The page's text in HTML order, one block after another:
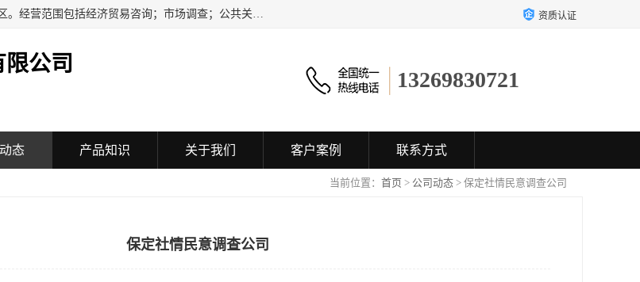
民安汇智（北京）信息咨询有限公司成立于2016年，注册地位于北京市朝阳区。经营范围包括经济贸易咨询；市场调查；公共关系服务；企业管理咨询；会议服务；企业策划；设计、制作、代理、发布广告；组织文化艺术交流活动（不含演出）；承办展览展示活动；技术推广服务。 资质认证
公司
13269830721
态 产品知识 关于我们 客户案例 联系方式
当前位置： 首页 > 公司动态 > 保定社情民意调查公司
保定社情民意调查公司